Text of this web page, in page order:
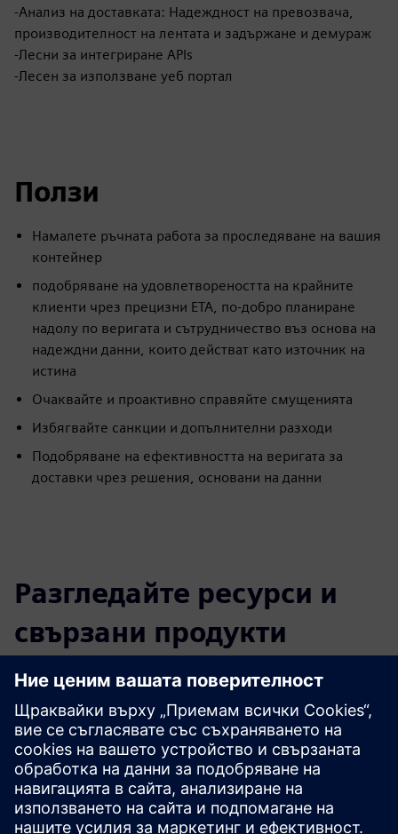
-Анализ на доставката: Надеждност на превозвача,
производителност на лентата и задържане и демураж
-Лесни за интегриране APIs
-Лесен за използване уеб портал
Ползи
Намалете ръчната работа за проследяване на вашия
контейнер
подобряване на удовлетвореността на крайните
клиенти чрез прецизни ETA, по-добро планиране
надолу по веригата и сътрудничество въз основа на
надеждни данни, които действат като източник на
истина
Очаквайте и проактивно справяйте смущенията
Избягвайте санкции и допълнителни разходи
Подобряване на ефективността на веригата за
доставки чрез решения, основани на данни
Разгледайте ресурси и
свързани продукти
Допълнителна информация и
ресурси
Допълнителна информация
Предпоставки